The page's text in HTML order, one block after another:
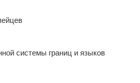
системы границ и языков